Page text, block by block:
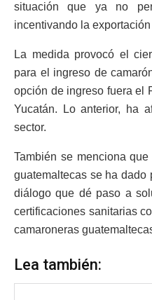
situación que ya no
incentivando la
La medida provocó el
para el ingreso de
opción de ingreso fuera el
Yucatán. Lo anterior, ha
sector.
También se menciona
guatemaltecas se ha dado
diálogo que dé paso a
certificaciones sanitarias
camaroneras
Lea también: